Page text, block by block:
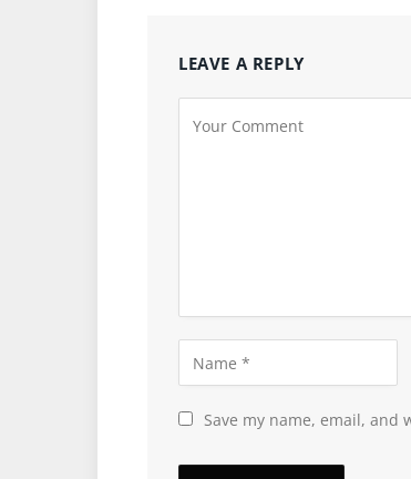
LEAVE A REPLY
Save my name, email,